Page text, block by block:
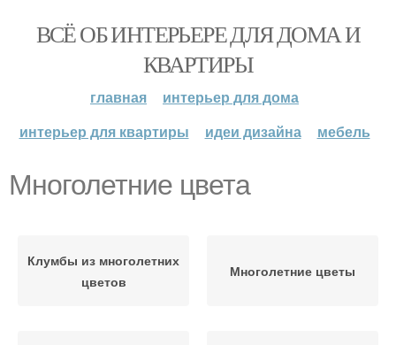
ВСЁ ОБ ИНТЕРЬЕРЕ ДЛЯ ДОМА И
КВАРТИРЫ
главная
интерьер для дома
интерьер для квартиры
идеи дизайна мебель
Многолетние цвета
Клумбы из многолетних
цветов
Многолетние цветы